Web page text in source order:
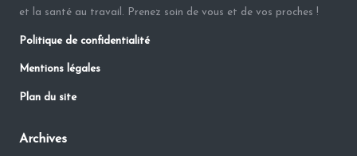
et la santé au travail. Prenez soin de vous et de vos proches !
Politique de confidentialité
Mentions légales
Plan du site
Archives